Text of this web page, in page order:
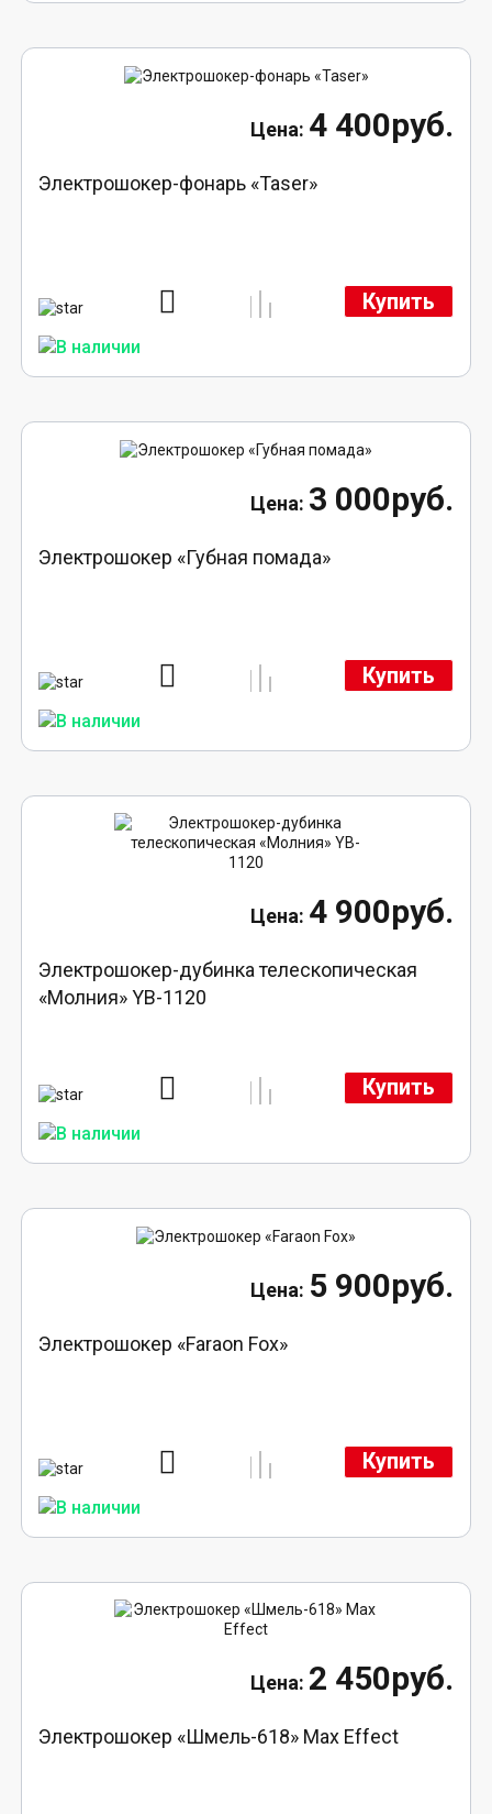
4 400руб.
Электрошокер-фонарь «Taser»
Купить
3 000руб.
Электрошокер «Губная помада»
Купить
4 900руб.
Электрошокер-дубинка телескопическая
«Молния» YB-1120
Купить
5 900руб.
Электрошокер «Faraon Fox»
Купить
2 450руб.
Электрошокер «Шмель-618» Max Effect